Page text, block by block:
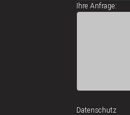
Ihre Anfrage:
Datenschutz